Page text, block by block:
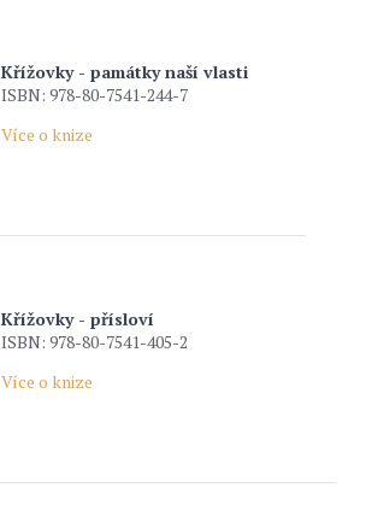
Křížovky - památky naší vlasti
ISBN: 978-80-7541-244-7
Více o knize
Křížovky - přísloví
ISBN: 978-80-7541-405-2
Více o knize